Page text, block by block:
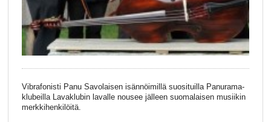
Vibrafonisti Panu Savolaisen isännöimillä suosituilla Panurama-
klubeilla Lavaklubin lavalle nousee jälleen suomalaisen musiikin
merkkihenkilöitä.